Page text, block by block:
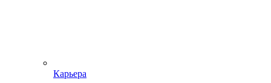
Карьера